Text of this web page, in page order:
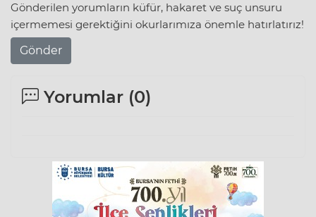
Gönderilen yorumların küfür, hakaret ve suç unsuru
içermemesi gerektiğini okurlarımıza önemle hatırlatırız!
Gönder
Yorumlar (0)